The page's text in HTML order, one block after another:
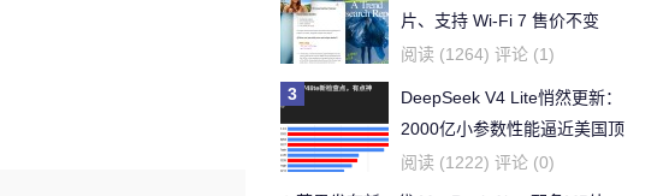
片、支持 Wi‑Fi 7 售价不变
阅读 (1264) 评论 (1)
3
DeepSeek V4 Lite悄然更新：
2000亿小参数性能逼近美国顶
流
阅读 (1222) 评论 (0)